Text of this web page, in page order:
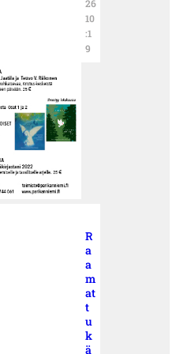
26
10
:1
9
R
a
a
m
at
t
u
k
ä